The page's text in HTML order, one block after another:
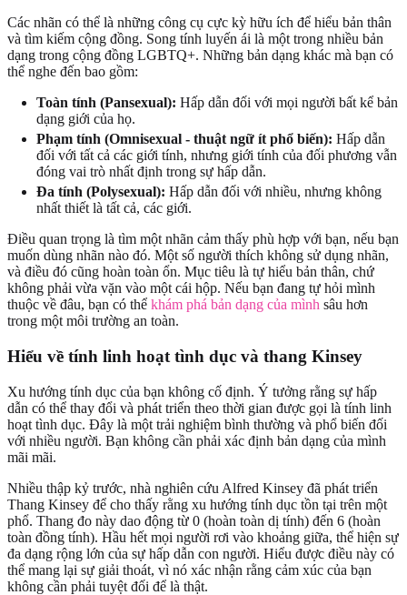
Các nhãn có thể là những công cụ cực kỳ hữu ích để hiểu bản thân
và tìm kiếm cộng đồng. Song tính luyến ái là một trong nhiều bản
dạng trong cộng đồng LGBTQ+. Những bản dạng khác mà bạn có
thể nghe đến bao gồm:
Toàn tính (Pansexual): Hấp dẫn đối với mọi người bất kể bản
dạng giới của họ.
Phạm tính (Omnisexual - thuật ngữ ít phổ biến): Hấp dẫn
đối với tất cả các giới tính, nhưng giới tính của đối phương vẫn
đóng vai trò nhất định trong sự hấp dẫn.
Đa tính (Polysexual): Hấp dẫn đối với nhiều, nhưng không
nhất thiết là tất cả, các giới.
Điều quan trọng là tìm một nhãn cảm thấy phù hợp với bạn, nếu bạn
muốn dùng nhãn nào đó. Một số người thích không sử dụng nhãn,
và điều đó cũng hoàn toàn ổn. Mục tiêu là tự hiểu bản thân, chứ
không phải vừa vặn vào một cái hộp. Nếu bạn đang tự hỏi mình
thuộc về đâu, bạn có thể khám phá bản dạng của mình sâu hơn
trong một môi trường an toàn.
Hiểu về tính linh hoạt tình dục và thang Kinsey
Xu hướng tính dục của bạn không cố định. Ý tưởng rằng sự hấp
dẫn có thể thay đổi và phát triển theo thời gian được gọi là tính linh
hoạt tình dục. Đây là một trải nghiệm bình thường và phổ biến đối
với nhiều người. Bạn không cần phải xác định bản dạng của mình
mãi mãi.
Nhiều thập kỷ trước, nhà nghiên cứu Alfred Kinsey đã phát triển
Thang Kinsey để cho thấy rằng xu hướng tính dục tồn tại trên một
phổ. Thang đo này dao động từ 0 (hoàn toàn dị tính) đến 6 (hoàn
toàn đồng tính). Hầu hết mọi người rơi vào khoảng giữa, thể hiện sự
đa dạng rộng lớn của sự hấp dẫn con người. Hiểu được điều này có
thể mang lại sự giải thoát, vì nó xác nhận rằng cảm xúc của bạn
không cần phải tuyệt đối để là thật.